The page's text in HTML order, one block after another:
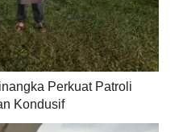
Perkuat Patroli
Kondusif